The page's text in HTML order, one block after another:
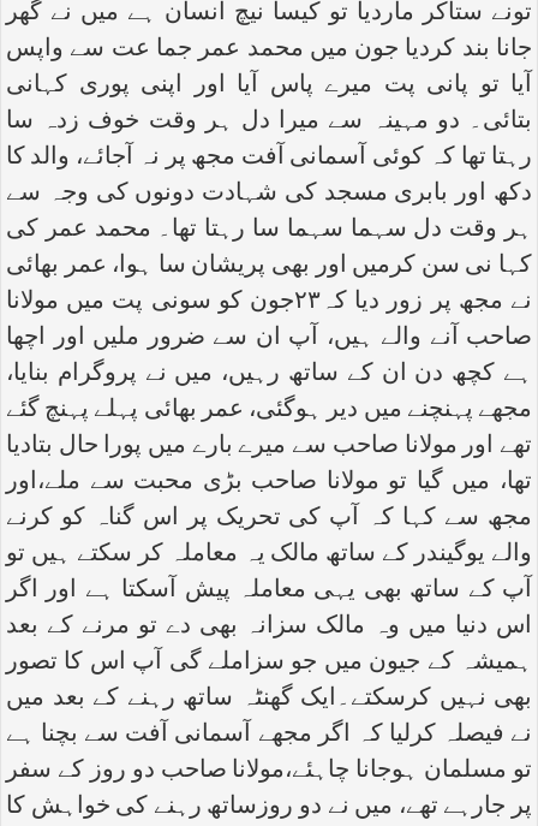
تونے ستاکر ماردیا تو کیسا نیچ انسان ہے میں نے گھر
جانا بند کردیا جون میں محمد عمر جما عت سے واپس
آیا تو پانی پت میرے پاس آیا اور اپنی پوری کہانی
بتائی۔ دو مہینہ سے میرا دل ہر وقت خوف زدہ سا
رہتا تھا کہ کوئی آسمانی آفت مجھ پر نہ آجائے، والد کا
دکھ اور بابری مسجد کی شہادت دونوں کی وجہ سے
ہر وقت دل سہما سہما سا رہتا تھا۔ محمد عمر کی
کہا نی سن کرمیں اور بھی پریشان سا ہوا، عمر بھائی
نے مجھ پر زور دیا کہ۲۳جون کو سونی پت میں مولانا
صاحب آنے والے ہیں، آپ ان سے ضرور ملیں اور اچھا
ہے کچھ دن ان کے ساتھ رہیں، میں نے پروگرام بنایا،
مجھے پہنچنے میں دیر ہوگئی، عمر بھائی پہلے پہنچ گئے
تھے اور مولانا صاحب سے میرے بارے میں پورا حال بتادیا
تھا، میں گیا تو مولانا صاحب بڑی محبت سے ملے،اور
مجھ سے کہا کہ آپ کی تحریک پر اس گناہ کو کرنے
والے یوگیندر کے ساتھ مالک یہ معاملہ کر سکتے ہیں تو
آپ کے ساتھ بھی یہی معاملہ پیش آسکتا ہے اور اگر
اس دنیا میں وہ مالک سزانہ بھی دے تو مرنے کے بعد
ہمیشہ کے جیون میں جو سزاملے گی آپ اس کا تصور
بھی نہیں کرسکتے۔ایک گھنٹہ ساتھ رہنے کے بعد میں
نے فیصلہ کرلیا کہ اگر مجھے آسمانی آفت سے بچنا ہے
تو مسلمان ہوجانا چاہئے،مولانا صاحب دو روز کے سفر
پر جارہے تھے، میں نے دو روزساتھ رہنے کی خواہش کا